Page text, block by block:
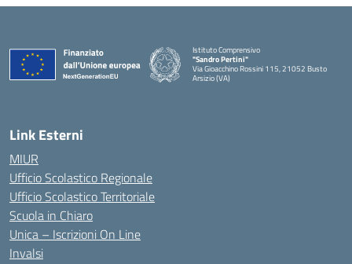
Istituto Comprensivo
"Sandro Pertini"
Via Gioacchino Rossini 115, 21052 Busto
Arsizio (VA)
Link Esterni
MIUR
Ufficio Scolastico Regionale
Ufficio Scolastico Territoriale
Scuola in Chiaro
Unica – Iscrizioni On Line
Invalsi